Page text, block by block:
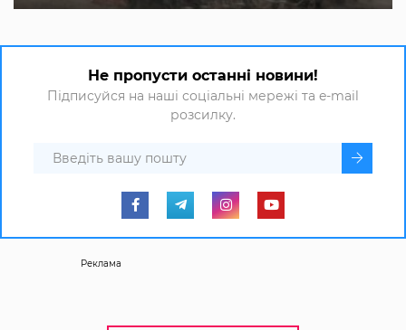
Не пропусти останні новини!
Підписуйся на наші соціальні мережі та e-mail
розсилку.
Реклама